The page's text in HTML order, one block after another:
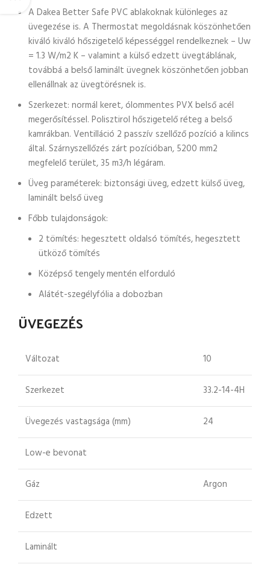
A Dakea Better Safe PVC ablakoknak különleges az
üvegezése is. A Thermostat megoldásnak köszönhetően
kiváló kiváló hőszigetelő képességgel rendelkeznek – Uw
= 1.3 W/m2 K – valamint a külső edzett üvegtáblának,
továbbá a belső laminált üvegnek köszönhetően jobban
ellenállnak az üvegtörésnek is.
Szerkezet: normál keret, ólommentes PVX belső acél
megerősítéssel. Polisztirol hőszigetelő réteg a belső
kamrákban. Ventilláció 2 passzív szellőző pozíció a kilincs
által. Szárnyszellőzés zárt pozícióban, 5200 mm2
megfelelő terület, 35 m3/h légáram.
Üveg paraméterek: biztonsági üveg, edzett külső üveg,
laminált belső üveg
Főbb tulajdonságok:
2 tömítés: hegesztett oldalsó tömítés, hegesztett
ütköző tömítés
Középső tengely mentén elforduló
Alátét-szegélyfólia a dobozban
ÜVEGEZÉS
Változat 10
Szerkezet 33.2-14-4H
Üvegezés vastagsága (mm) 24
Low-e bevonat
Gáz Argon
Edzett
Laminált